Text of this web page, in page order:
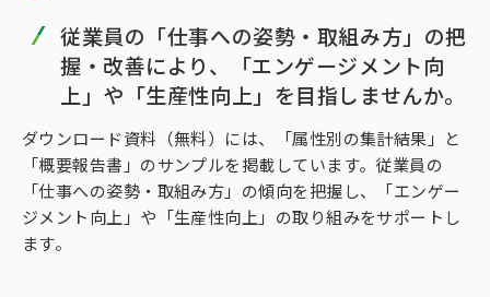
従業員の「仕事への姿勢・取組み方」の把
握・改善により、「エンゲージメント向
上」や「生産性向上」を目指しませんか。
ダウンロード資料（無料）には、「属性別の集計結果」と
「概要報告書」のサンプルを掲載しています。従業員の
「仕事への姿勢・取組み方」の傾向を把握し、「エンゲー
ジメント向上」や「生産性向上」の取り組みをサポートし
ます。